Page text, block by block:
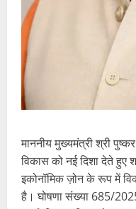
माननीय मुख्यमंत्री श्री
विकास को नई दिशा देते हुए
इकोनॉमिक ज़ोन के रूप में
है। घोषणा संख्या 685/